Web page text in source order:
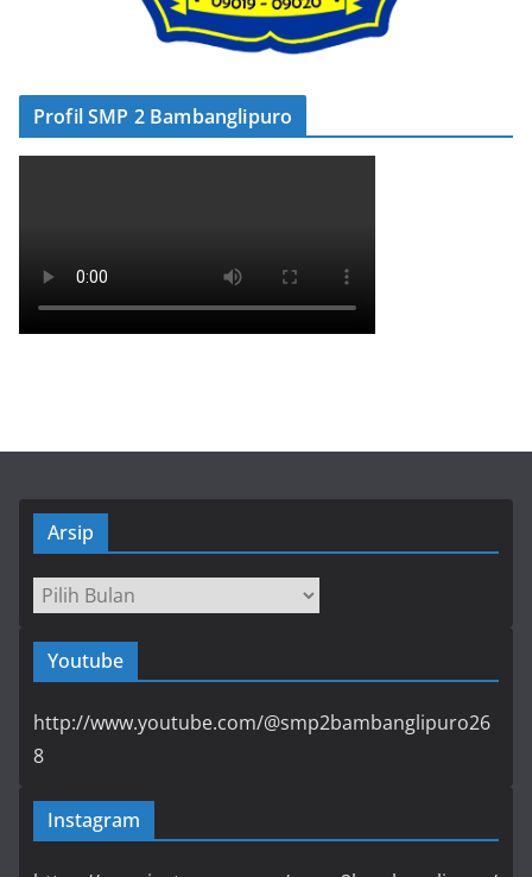
Profil SMP 2 Bambanglipuro
Arsip
Arsip
Youtube
http://www.youtube.com/@smp2bambanglipuro26
8
Instagram